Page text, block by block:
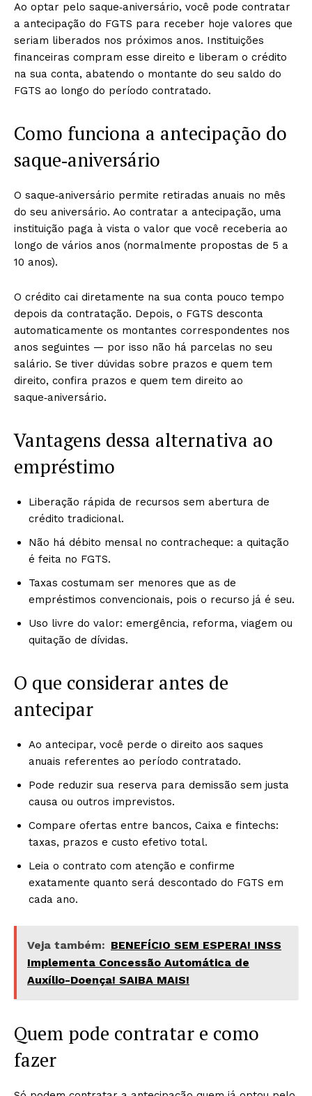
Ao optar pelo saque‑aniversário, você pode contratar
a antecipação do FGTS para receber hoje valores que
seriam liberados nos próximos anos. Instituições
financeiras compram esse direito e liberam o crédito
na sua conta, abatendo o montante do seu saldo do
FGTS ao longo do período contratado.
Como funciona a antecipação do
saque‑aniversário
O saque‑aniversário permite retiradas anuais no mês
do seu aniversário. Ao contratar a antecipação, uma
instituição paga à vista o valor que você receberia ao
longo de vários anos (normalmente propostas de 5 a
10 anos).
O crédito cai diretamente na sua conta pouco tempo
depois da contratação. Depois, o FGTS desconta
automaticamente os montantes correspondentes nos
anos seguintes — por isso não há parcelas no seu
salário. Se tiver dúvidas sobre prazos e quem tem
direito, confira prazos e quem tem direito ao
saque‑aniversário.
Vantagens dessa alternativa ao
empréstimo
Liberação rápida de recursos sem abertura de
crédito tradicional.
Não há débito mensal no contracheque: a quitação
é feita no FGTS.
Taxas costumam ser menores que as de
empréstimos convencionais, pois o recurso já é seu.
Uso livre do valor: emergência, reforma, viagem ou
quitação de dívidas.
O que considerar antes de
antecipar
Ao antecipar, você perde o direito aos saques
anuais referentes ao período contratado.
Pode reduzir sua reserva para demissão sem justa
causa ou outros imprevistos.
Compare ofertas entre bancos, Caixa e fintechs:
taxas, prazos e custo efetivo total.
Leia o contrato com atenção e confirme
exatamente quanto será descontado do FGTS em
cada ano.
Veja também: BENEFÍCIO SEM ESPERA! INSS
Implementa Concessão Automática de
Auxílio-Doença! SAIBA MAIS!
Quem pode contratar e como
fazer